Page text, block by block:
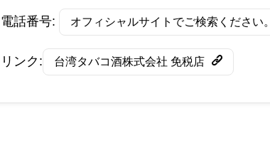
電話番号: オフィシャルサイトでご検索ください。
リンク: 台湾タバコ酒株式会社 免税店